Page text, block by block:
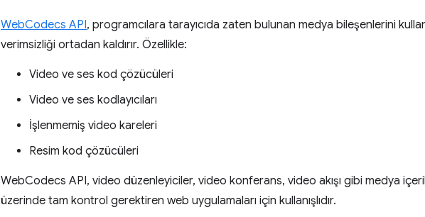
WebCodecs API, programcılara tarayıcıda zaten bulunan medya bileşenlerini
verimsizliği ortadan kaldırır. Özellikle:
Video ve ses kod çözücüleri
Video ve ses kodlayıcıları
İşlenmemiş video kareleri
Resim kod çözücüleri
WebCodecs API, video düzenleyiciler, video konferans, video akışı gibi medya
üzerinde tam kontrol gerektiren web uygulamaları için kullanışlıdır.